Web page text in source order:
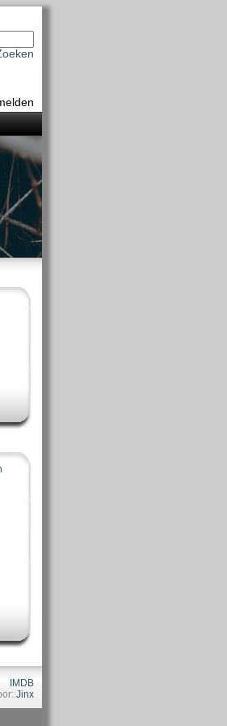
IMDB
Jinx